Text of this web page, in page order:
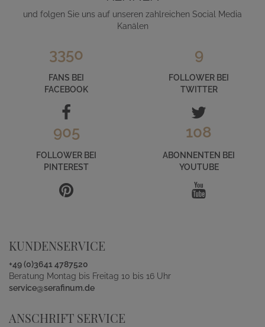
und folgen Sie uns auf unseren zahlreichen Social Media
Kanälen
3350
FANS BEI
FACEBOOK
9
FOLLOWER BEI
TWITTER
905
FOLLOWER BEI
PINTEREST
108
ABONNENTEN BEI
YOUTUBE
KUNDENSERVICE
+49 (0)3641 4787520
Beratung Montag bis Freitag 10 bis 16 Uhr
service@serafinum.de
ANSCHRIFT SERVICE